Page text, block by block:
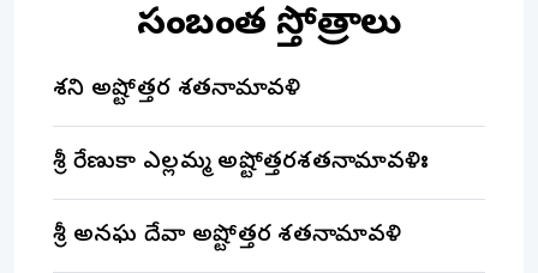
సంబంధిత స్తోత్రాలు
శని అష్టోత్తర శతనామావళి
శ్రీ రేణుకా ఎల్లమ్మ అష్టోత్తరశతనామావళిః
శ్రీ అనఘ దేవా అష్టోత్తర శతనామావళి